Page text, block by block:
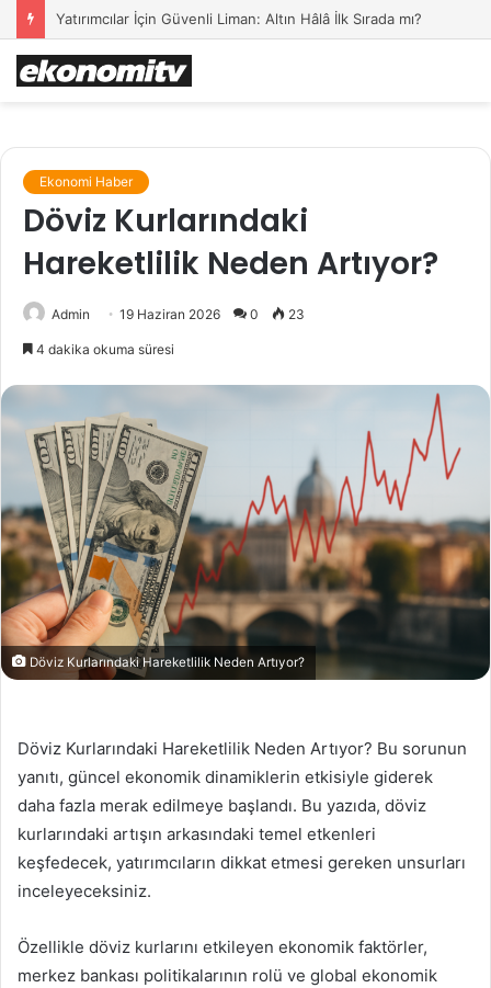
Yatırımcılar İçin Güvenli Liman: Altın Hâlâ İlk Sırada mı?
Ekonomi Haber
Döviz Kurlarındaki
Hareketlilik Neden Artıyor?
Admin 19 Haziran 2026 0 23
4 dakika okuma süresi
Döviz Kurlarındaki Hareketlilik Neden Artıyor?
Döviz Kurlarındaki Hareketlilik Neden Artıyor? Bu sorunun
yanıtı, güncel ekonomik dinamiklerin etkisiyle giderek
daha fazla merak edilmeye başlandı. Bu yazıda, döviz
kurlarındaki artışın arkasındaki temel etkenleri
keşfedecek, yatırımcıların dikkat etmesi gereken unsurları
inceleyeceksiniz.
Özellikle döviz kurlarını etkileyen ekonomik faktörler,
merkez bankası politikalarının rolü ve global ekonomik